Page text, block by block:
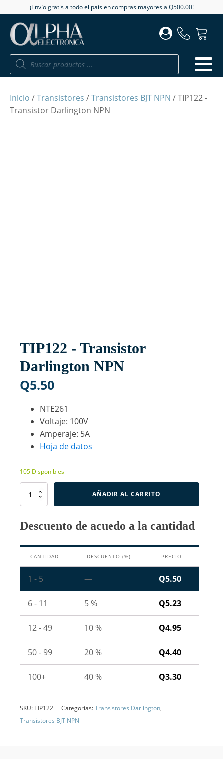
¡Envío gratis a todo el país en compras mayores a Q500.00!
Búsqueda
productos
Inicio /Transistores /Transistores BJT NPN / TIP122 -
Transistor Darlington NPN
TIP122 - Transistor
Darlington NPN
Q5.50
NTE261
Voltaje: 100V
Amperaje: 5A
Hoja de datos
105 Disponibles
TIP122
NPN
AÑADIR AL CARRITO
Descuento de acuedo a la cantidad
CANTIDAD DESCUENTO (%) PRECIO
1 - 5 — Q5.50
6 - 11 5 % Q5.23
12 - 49 10 % Q4.95
50 - 99 20 % Q4.40
100+ 40 % Q3.30
SKU:TIP122 Categorías:Transistores Darlington,
Transistores BJT NPN